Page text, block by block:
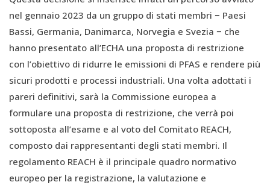
nel gennaio 2023 da un gruppo di stati membri − Paesi
Bassi, Germania, Danimarca, Norvegia e Svezia − che
hanno presentato all’ECHA una proposta di restrizione
con l’obiettivo di ridurre le emissioni di PFAS e rendere più
sicuri prodotti e processi industriali. Una volta adottati i
pareri definitivi, sarà la Commissione europea a
formulare una proposta di restrizione, che verrà poi
sottoposta all’esame e al voto del Comitato REACH,
composto dai rappresentanti degli stati membri. Il
regolamento REACH è il principale quadro normativo
europeo per la registrazione, la valutazione e